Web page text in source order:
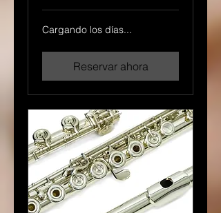
Cargando los días...
Reservar ahora